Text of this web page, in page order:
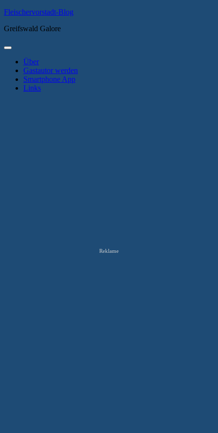
Zum
springen
Fleischervorstadt-Blog
Greifswald Galore
Primäres
Über
Gastautor werden
Smartphone App
Links
Reklame